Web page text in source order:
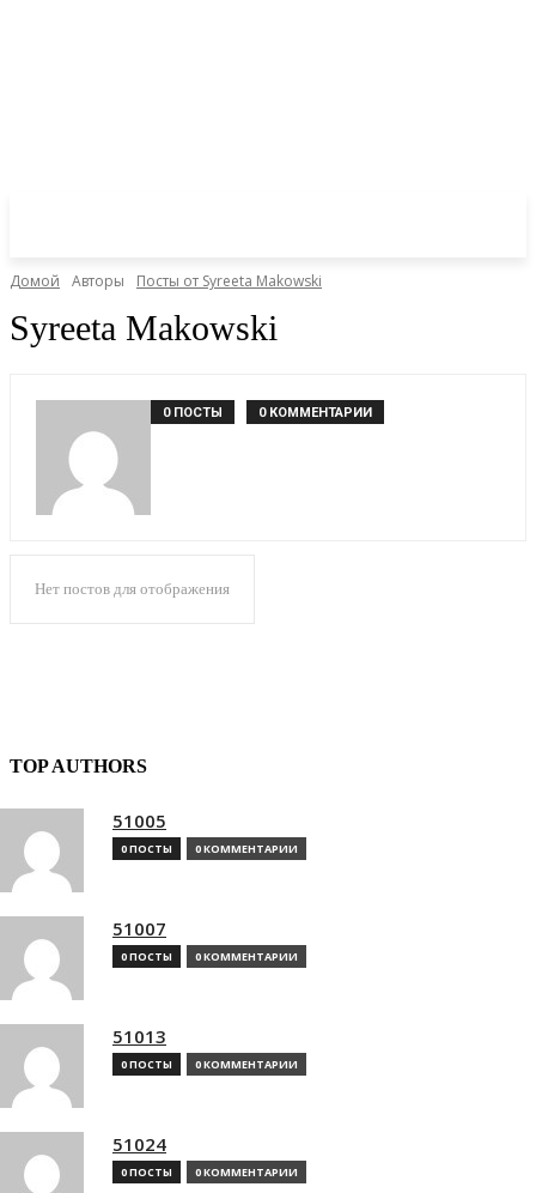
Домой Авторы Посты от Syreeta Makowski
Syreeta Makowski
0 ПОСТЫ 0 КОММЕНТАРИИ
Нет постов для отображения
TOP AUTHORS
51005
0 ПОСТЫ 0 КОММЕНТАРИИ
51007
0 ПОСТЫ 0 КОММЕНТАРИИ
51013
0 ПОСТЫ 0 КОММЕНТАРИИ
51024
0 ПОСТЫ 0 КОММЕНТАРИИ